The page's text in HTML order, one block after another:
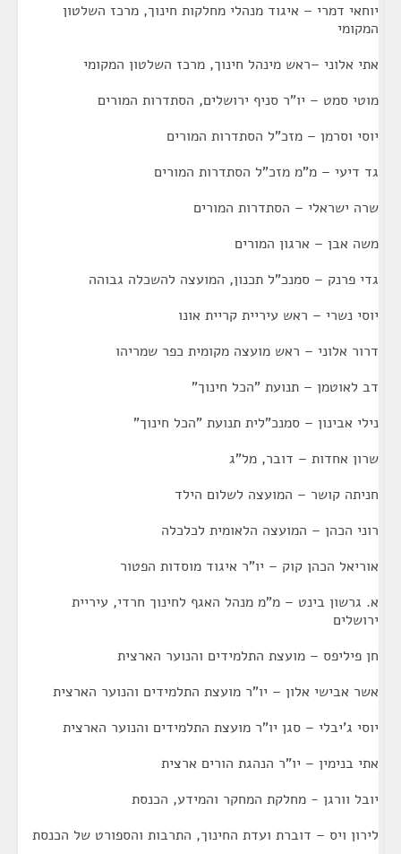
יוחאי דמרי – איגוד מנהלי מחלקות חינוך, מרכז השלטון
המקומי
אתי אלוני –ראש מינהל חינוך, מרכז השלטון המקומי
מוטי סמט – יו"ר סניף ירושלים, הסתדרות המורים
יוסי וסרמן – מזכ"ל הסתדרות המורים
גד דיעי – מ"מ מזכ"ל הסתדרות המורים
שרה ישראלי – הסתדרות המורים
משה אבן – ארגון המורים
גדי פרנק – סמנכ"ל תכנון, המועצה להשכלה גבוהה
יוסי נשרי – ראש עיריית קריית אונו
דרור אלוני – ראש מועצה מקומית כפר שמריהו
דב לאוטמן – תנועת "הכל חינוך"
נילי אבינון – סמנכ"לית תנועת "הכל חינוך"
שרון אחדות – דובר, מל"ג
חניתה קושר – המועצה לשלום הילד
רוני הכהן – המועצה הלאומית לכלכלה
אוריאל הכהן קוק – יו"ר איגוד מוסדות הפטור
א. גרשון בינט – מ"מ מנהל האגף לחינוך חרדי, עיריית
ירושלים
חן פיליפס – מועצת התלמידים והנוער הארצית
אשר אבישי אלון – יו"ר מועצת התלמידים והנוער הארצית
יוסי ג'יבלי – סגן יו"ר מועצת התלמידים והנוער הארצית
אתי בנימין – יו"ר הנהגת הורים ארצית
יובל וורגן - מחלקת המחקר והמידע, הכנסת
לירון ויס – דוברת ועדת החינוך, התרבות והספורט של הכנסת